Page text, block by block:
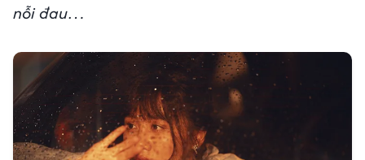
nỗi đau…